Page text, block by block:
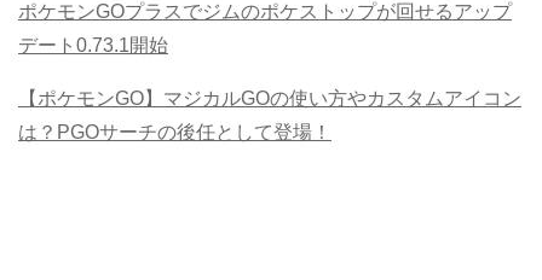
ポケモンGOプラスでジムのポケストップが回せるアップ
デート0.73.1開始
【ポケモンGO】マジカルGOの使い方やカスタムアイコン
は？PGOサーチの後任として登場！